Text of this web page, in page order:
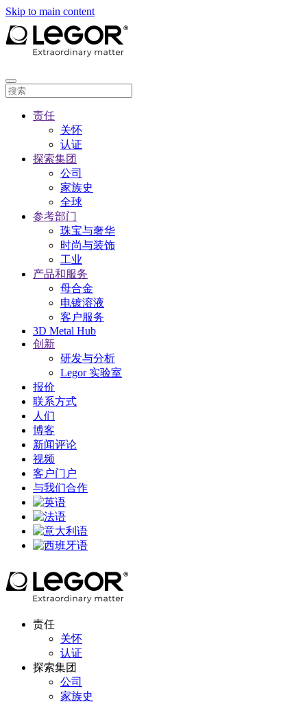
Skip to main content
责任
关怀
认证
探索集团
公司
家族史
全球
参考部门
珠宝与奢华
时尚与装饰
工业
产品和服务
母合金
电镀溶液
客户服务
3D Metal Hub
创新
研发与分析
Legor 实验室
报价
联系方式
人们
博客
新闻评论
视频
客户门户
与我们合作
责任
关怀
认证
探索集团
公司
家族史